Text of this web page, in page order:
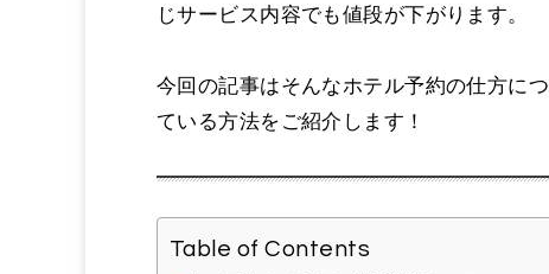
じサービス内容でも値段が下がります。
今回の記事はそんなホテル予約の仕方に
ている方法をご紹介します！
Table of Contents